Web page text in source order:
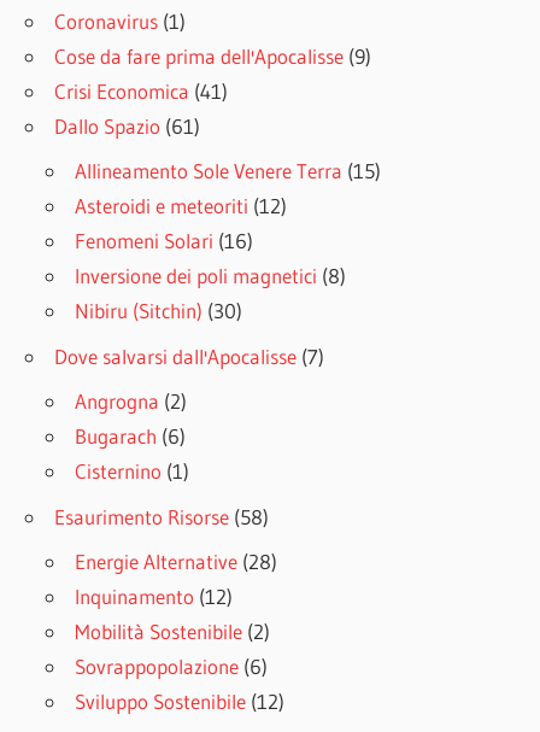
Coronavirus (1)
Cose da fare prima dell'Apocalisse (9)
Crisi Economica (41)
Dallo Spazio (61)
Allineamento Sole Venere Terra (15)
Asteroidi e meteoriti (12)
Fenomeni Solari (16)
Inversione dei poli magnetici (8)
Nibiru (Sitchin) (30)
Dove salvarsi dall'Apocalisse (7)
Angrogna (2)
Bugarach (6)
Cisternino (1)
Esaurimento Risorse (58)
Energie Alternative (28)
Inquinamento (12)
Mobilità Sostenibile (2)
Sovrappopolazione (6)
Sviluppo Sostenibile (12)